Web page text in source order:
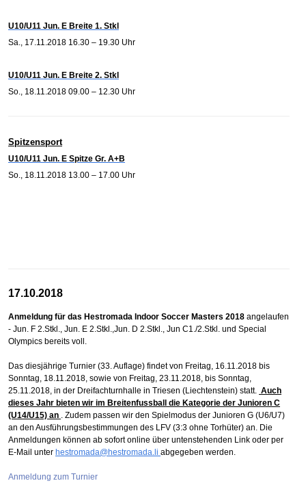
U10/U11 Jun. E Breite 1. Stkl
Sa., 17.11.2018 16.30 – 19.30 Uhr
U10/U11 Jun. E Breite 2. Stkl
So., 18.11.2018 09.00 – 12.30 Uhr
Spitzensport
U10/U11 Jun. E Spitze Gr. A+B
So., 18.11.2018 13.00 – 17.00 Uhr
17.10.2018
Anmeldung für das Hestromada Indoor Soccer Masters 2018 angelaufen
- Jun. F 2.Stkl., Jun. E 2.Stkl.,Jun. D 2.Stkl., Jun C1./2.Stkl. und Special
Olympics bereits voll.
Das diesjährige Turnier (33. Auflage) findet von Freitag, 16.11.2018 bis
Sonntag, 18.11.2018, sowie von Freitag, 23.11.2018, bis Sonntag,
25.11.2018, in der Dreifachturnhalle in Triesen (Liechtenstein) statt. Auch
dieses Jahr bieten wir im Breitenfussball die Kategorie der Junioren C
(U14/U15) an . Zudem passen wir den Spielmodus der Junioren G (U6/U7)
an den Ausführungsbestimmungen des LFV (3:3 ohne Torhüter) an. Die
Anmeldungen können ab sofort online über untenstehenden Link oder per
E-Mail unter hestromada@ hestromada.li abgegeben werden.
Anmeldung zum Turnier